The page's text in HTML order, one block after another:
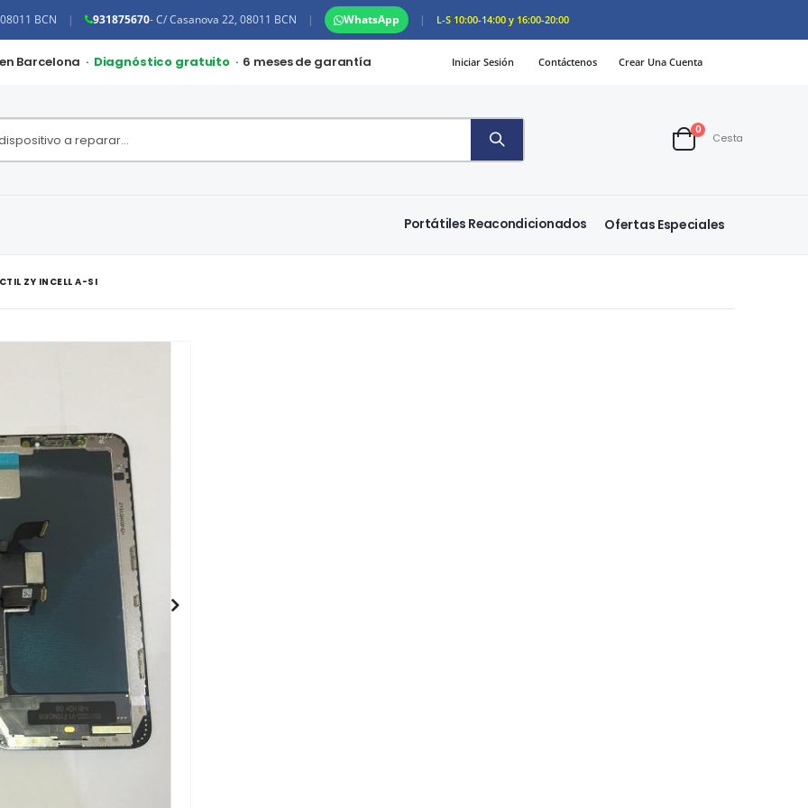
BCN | 931875670- C/ Casanova 22, 08011 BCN | WhatsApp | L-S 10:00-14:00 y 16:00-20:00
Barcelona · Diagnóstico gratuito · 6 meses de garantía Iniciar Sesión Contáctenos Crear Una Cuenta
Cart
0artículos
Cesta
Portátiles Reacondicionados Ofertas Especiales
ZY INCELL A-SI